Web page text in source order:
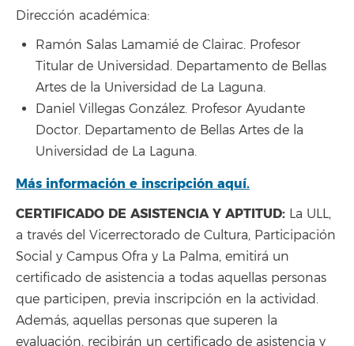
Dirección académica:
Ramón Salas Lamamié de Clairac. Profesor
Titular de Universidad. Departamento de Bellas
Artes de la Universidad de La Laguna.
Daniel Villegas González. Profesor Ayudante
Doctor. Departamento de Bellas Artes de la
Universidad de La Laguna.
Más información e inscripción aquí.
CERTIFICADO DE ASISTENCIA Y APTITUD: La ULL,
a través del Vicerrectorado de Cultura, Participación
Social y Campus Ofra y La Palma, emitirá un
certificado de asistencia a todas aquellas personas
que participen, previa inscripción en la actividad.
Además, aquellas personas que superen la
evaluación, recibirán un certificado de asistencia y